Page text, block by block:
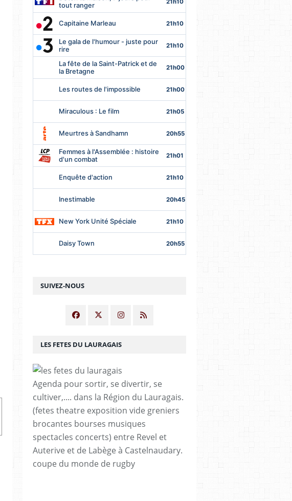
SUIVEZ-NOUS
LES FETES DU LAURAGAIS
Agenda pour sortir, se divertir, se
cultiver,.... dans la Région du Lauragais.
(fetes theatre exposition vide greniers
brocantes bourses musiques
spectacles concerts) entre Revel et
Auterive et de Labège à Castelnaudary.
coupe du monde de rugby